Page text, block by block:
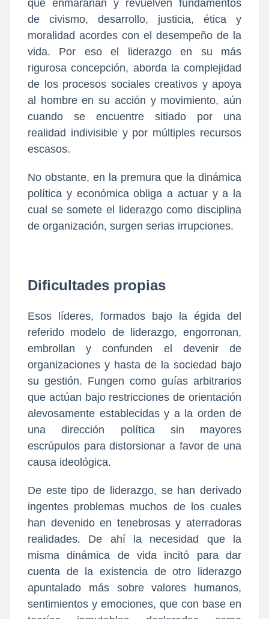
que enmarañan y revuelven fundamentos
de civismo, desarrollo, justicia, ética y
moralidad acordes con el desempeño de la
vida. Por eso el liderazgo en su más
rigurosa concepción, aborda la complejidad
de los procesos sociales creativos y apoya
al hombre en su acción y movimiento, aún
cuando se encuentre sitiado por una
realidad indivisible y por múltiples recursos
escasos.
No obstante, en la premura que la dinámica
política y económica obliga a actuar y a la
cual se somete el liderazgo como disciplina
de organización, surgen serias irrupciones.
Dificultades propias
Esos líderes, formados bajo la égida del
referido modelo de liderazgo, engorronan,
embrollan y confunden el devenir de
organizaciones y hasta de la sociedad bajo
su gestión. Fungen como guías arbitrarios
que actúan bajo restricciones de orientación
alevosamente establecidas y a la orden de
una dirección política sin mayores
escrúpulos para distorsionar a favor de una
causa ideológica.
De este tipo de liderazgo, se han derivado
ingentes problemas muchos de los cuales
han devenido en tenebrosas y aterradoras
realidades. De ahí la necesidad que la
misma dinámica de vida incitó para dar
cuenta de la existencia de otro liderazgo
apuntalado más sobre valores humanos,
sentimientos y emociones, que con base en